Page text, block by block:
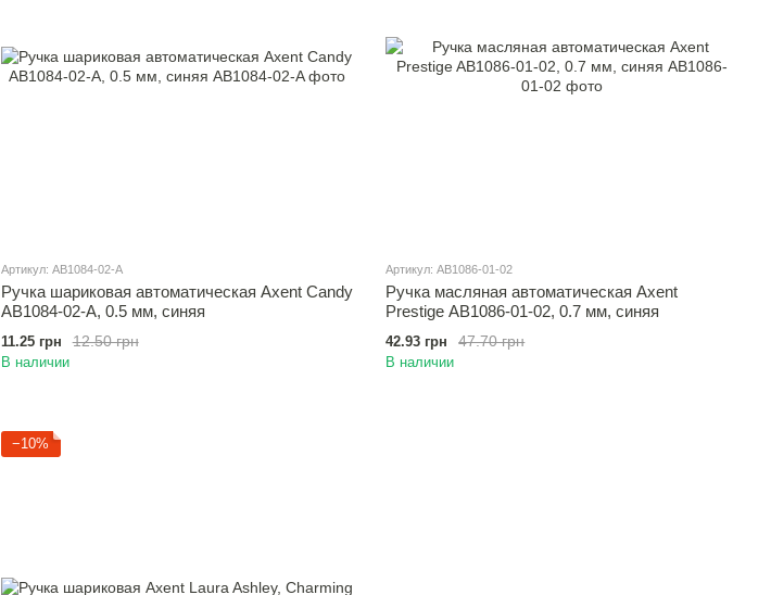
Артикул: AB1084-02-A
Ручка шариковая автоматическая Axent Candy
AB1084-02-A, 0.5 мм, синяя
12.50 грн
11.25 грн
В наличии
Артикул: AB1086-01-02
Ручка масляная автоматическая Axent
Prestige AB1086-01-02, 0.7 мм, синяя
47.70 грн
42.93 грн
В наличии
−10%